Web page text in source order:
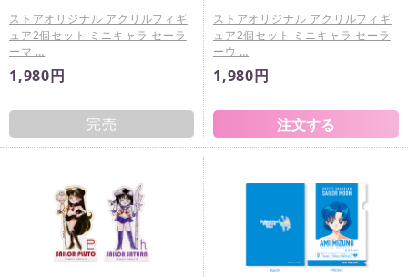
ストアオリジナル アクリルフィギ
ュア2個セット ミニキャラ セーラ
ーマ …
1,980円
完売
ストアオリジナル アクリルフィギ
ュア2個セット ミニキャラ セーラ
ーウ …
1,980円